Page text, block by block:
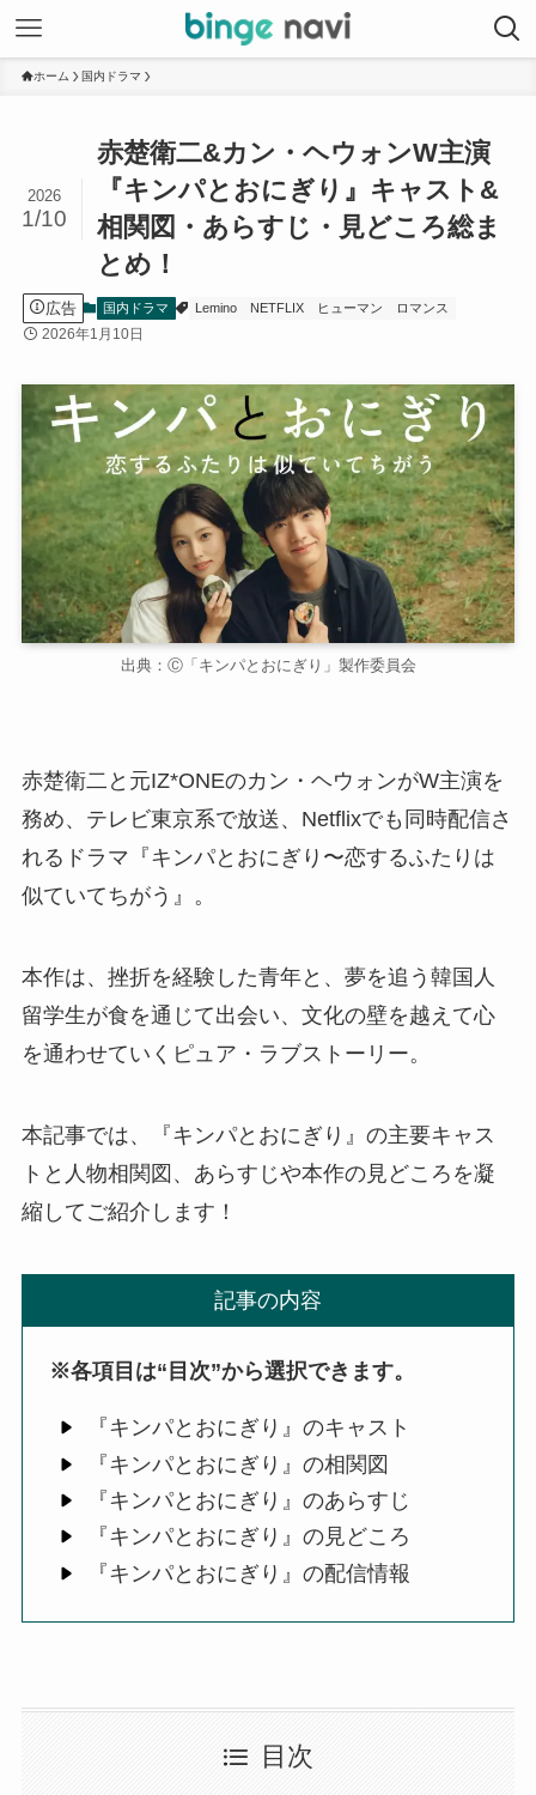
ホーム 国内ドラマ
赤楚衛二&カン・ヘウォンW主演
『キンパとおにぎり』キャスト&
相関図・あらすじ・見どころ総ま
とめ！
2026
1/10
広告 国内ドラマ Lemino NETFLIX ヒューマン ロマンス
2026年1月10日
出典：Ⓒ「キンパとおにぎり」製作委員会
赤楚衛二と元IZ*ONEのカン・ヘウォンがW主演を
務め、テレビ東京系で放送、Netflixでも同時配信さ
れるドラマ『キンパとおにぎり〜恋するふたりは
似ていてちがう』。
本作は、挫折を経験した青年と、夢を追う韓国人
留学生が食を通じて出会い、文化の壁を越えて心
を通わせていくピュア・ラブストーリー。
本記事では、『キンパとおにぎり』の主要キャス
トと人物相関図、あらすじや本作の見どころを凝
縮してご紹介します！
記事の内容
※各項目は“目次”から選択できます。
『キンパとおにぎり』のキャスト
『キンパとおにぎり』の相関図
『キンパとおにぎり』のあらすじ
『キンパとおにぎり』の見どころ
『キンパとおにぎり』の配信情報
目次